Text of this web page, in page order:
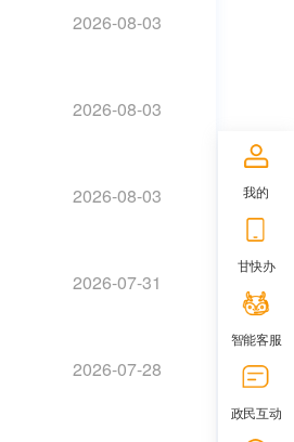
2026-08-03
2026-08-03
2026-08-03
2026-07-31
2026-07-28
我的
甘快办
智能客服
政民互动